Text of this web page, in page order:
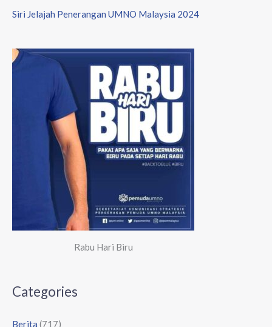
Siri Jelajah Penerangan UMNO Malaysia 2024
Rabu Hari Biru
Categories
Berita (717)